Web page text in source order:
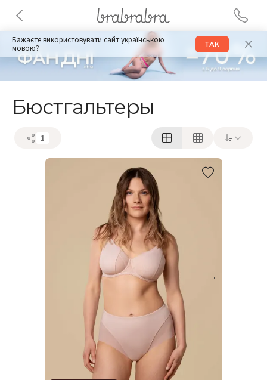
Бажаєте використовувати сайт українською
мовою?
ТАК
Бюстгальтеры
1